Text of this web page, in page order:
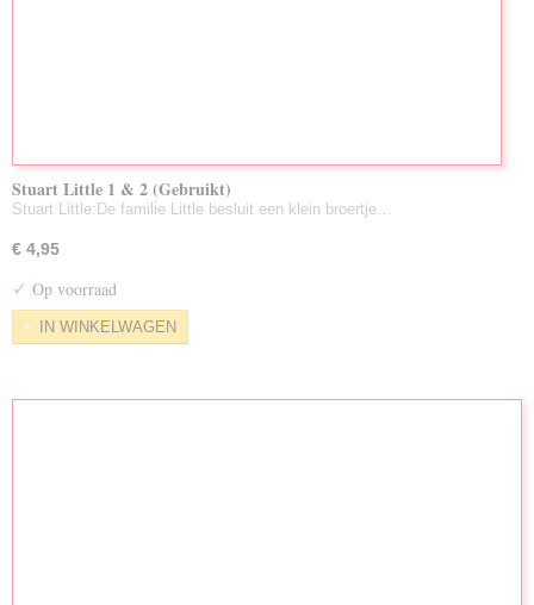
Stuart Little 1 & 2 (Gebruikt)
Stuart Little:De familie Little besluit een klein broertje…
€ 4,95
✓ Op voorraad
IN WINKELWAGEN